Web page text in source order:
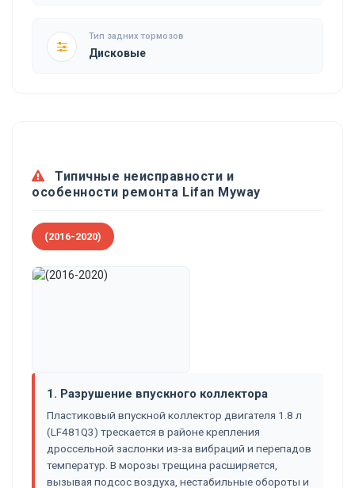
Тип задних тормозов
Дисковые
Типичные неисправности и
особенности ремонта Lifan Myway
(2016-2020)
1. Разрушение впускного коллектора
Пластиковый впускной коллектор двигателя 1.8 л
(LF481Q3) трескается в районе крепления
дроссельной заслонки из-за вибраций и перепадов
температур. В морозы трещина расширяется,
вызывая подсос воздуха, нестабильные обороты и